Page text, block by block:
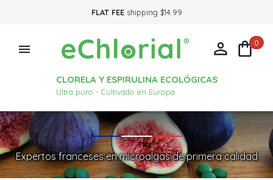
FLAT FEEshipping $14.99

CLORELA Y ESPIRULINA ECOLÓGICAS
Ultra puro - Cultivado en Europa
 0
Expertos franceses en microalgas de primera calidad